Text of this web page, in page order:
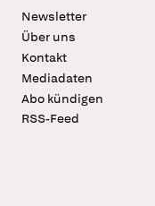
Newsletter
Über uns
Kontakt
Mediadaten
Abo kündigen
RSS-Feed